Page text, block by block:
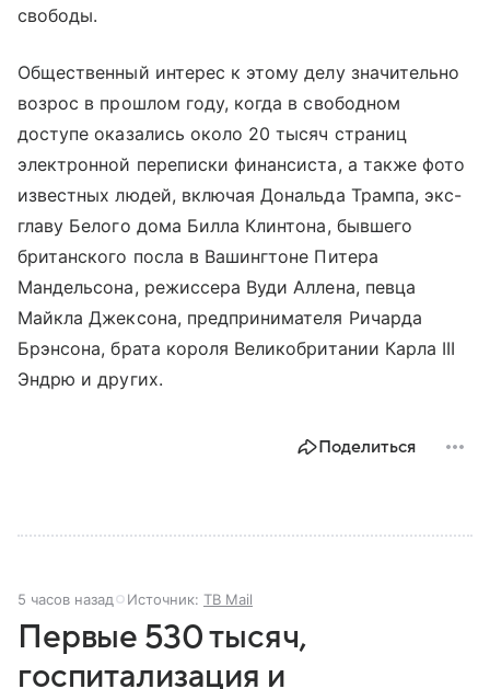
свободы.
Общественный интерес к этому делу значительно
возрос в прошлом году, когда в свободном
доступе оказались около 20 тысяч страниц
электронной переписки финансиста, а также фото
известных людей, включая Дональда Трампа, экс-
главу Белого дома Билла Клинтона, бывшего
британского посла в Вашингтоне Питера
Мандельсона, режиссера Вуди Аллена, певца
Майкла Джексона, предпринимателя Ричарда
Брэнсона, брата короля Великобритании Карла III
Эндрю и других.
Поделиться
5 часов назад Источник: ТВ Mail
Первые 530 тысяч,
госпитализация и